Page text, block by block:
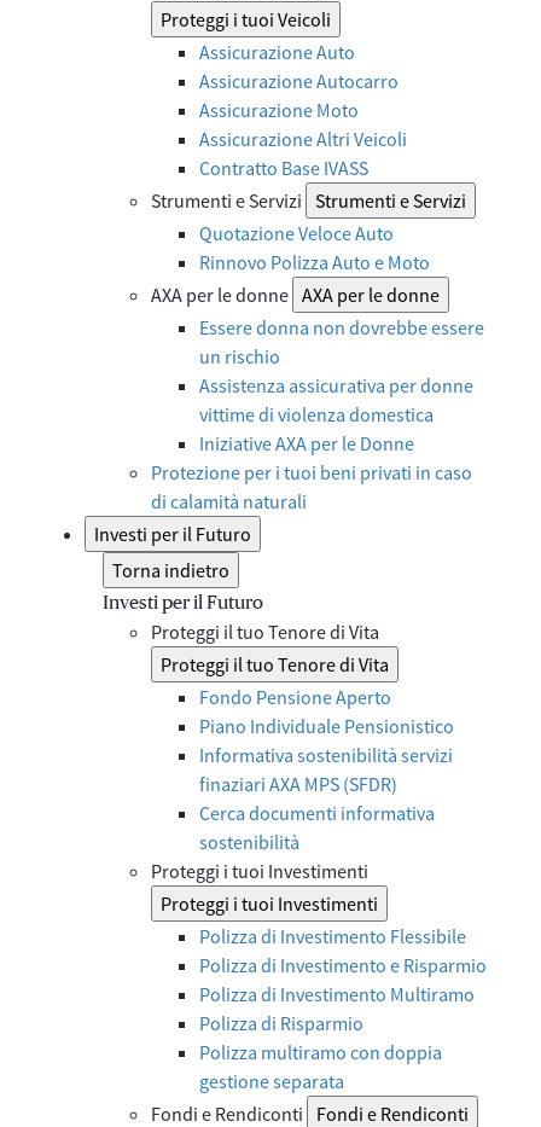
Proteggi i tuoi Veicoli
Assicurazione Auto
Assicurazione Autocarro
Assicurazione Moto
Assicurazione Altri Veicoli
Contratto Base IVASS
Strumenti e Servizi Strumenti e Servizi
Quotazione Veloce Auto
Rinnovo Polizza Auto e Moto
AXA per le donne AXA per le donne
Essere donna non dovrebbe essere
un rischio
Assistenza assicurativa per donne
vittime di violenza domestica
Iniziative AXA per le Donne
Protezione per i tuoi beni privati in caso
di calamità naturali
Investi per il Futuro
Torna indietro
Investi per il Futuro
Proteggi il tuo Tenore di Vita
Proteggi il tuo Tenore di Vita
Fondo Pensione Aperto
Piano Individuale Pensionistico
Informativa sostenibilità servizi
finaziari AXA MPS (SFDR)
Cerca documenti informativa
sostenibilità
Proteggi i tuoi Investimenti
Proteggi i tuoi Investimenti
Polizza di Investimento Flessibile
Polizza di Investimento e Risparmio
Polizza di Investimento Multiramo
Polizza di Risparmio
Polizza multiramo con doppia
gestione separata
Fondi e Rendiconti
Fondi e Rendiconti